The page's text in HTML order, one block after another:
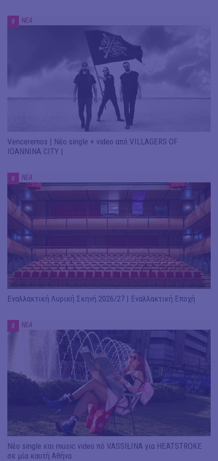
# ΝΕΑ
Venceremos | Νέο single + video από VILLAGERS OF
IOANNINA CITY |
# ΝΕΑ
Εναλλακτική Λυρική Σκηνή 2026/27 | Εναλλακτική Εποχή
# ΝΕΑ
Νέο single και music video πό VASSIŁINA για HEATSTROKE
σε μία καυτή Αθήνα